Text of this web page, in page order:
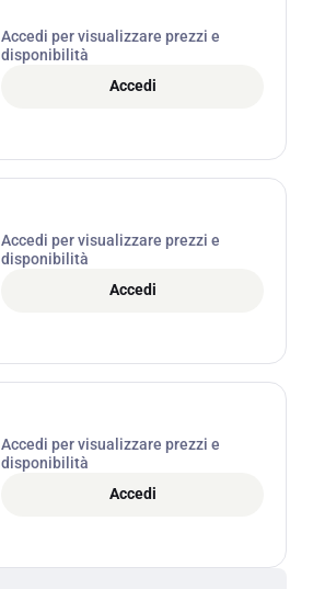
Accedi per visualizzare prezzi e
disponibilità
Accedi
Accedi per visualizzare prezzi e
disponibilità
Accedi
Accedi per visualizzare prezzi e
disponibilità
Accedi